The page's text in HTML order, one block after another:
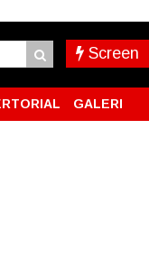
Screen
GALERI